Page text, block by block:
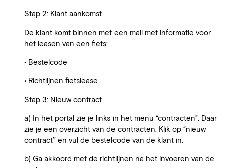
Stap 2: Klant aankomst
De klant komt binnen met een mail met informatie voor
het leasen van een fiets:
• Bestelcode
• Richtlijnen fietslease
Stap 3: Nieuw contract
a) In het portal zie je links in het menu “contracten”. Daar
zie je een overzicht van de contracten. Klik op “nieuw
contract’’ en vul de bestelcode van de klant in.
b) Ga akkoord met de richtlijnen na het invoeren van de